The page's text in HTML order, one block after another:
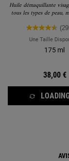
Huile démaquillante
tous les types de peau,
Une Taille
175 ml
38,00 €